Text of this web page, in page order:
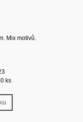
Mix motivů.
ks